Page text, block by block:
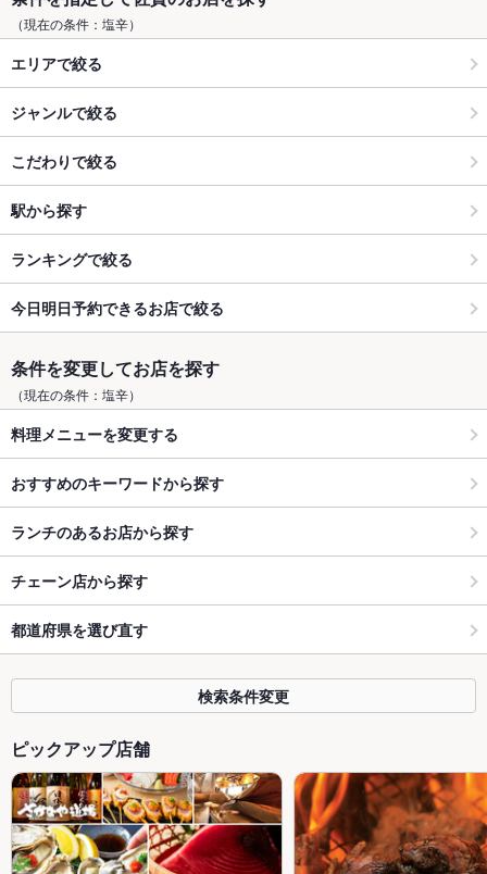
（現在の条件：塩辛）
エリアで絞る
ジャンルで絞る
こだわりで絞る
駅から探す
ランキングで絞る
今日明日予約できるお店で絞る
条件を変更してお店を探す
（現在の条件：塩辛）
料理メニューを変更する
おすすめのキーワードから探す
ランチのあるお店から探す
チェーン店から探す
都道府県を選び直す
検索条件変更
ピックアップ店舗